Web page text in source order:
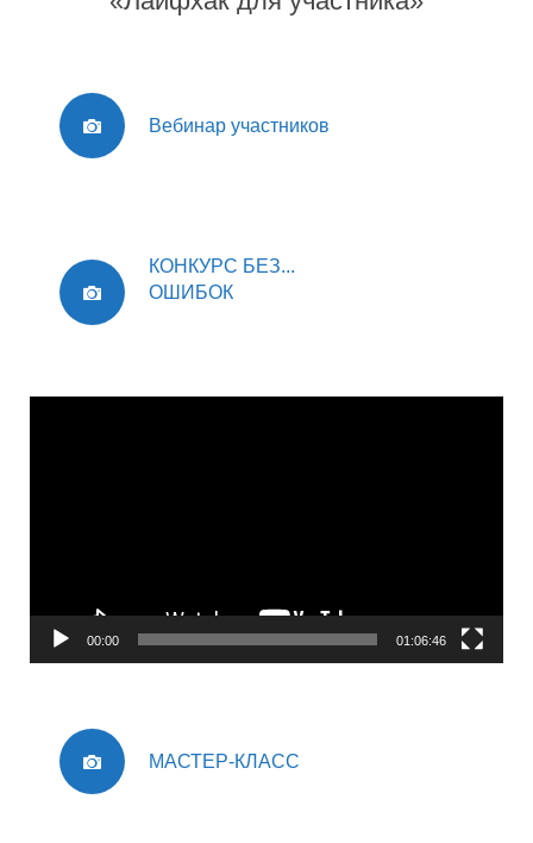
Вебинар участников
КОНКУРС БЕЗ...
ОШИБОК
00:00 01:06:46
МАСТЕР-КЛАСС